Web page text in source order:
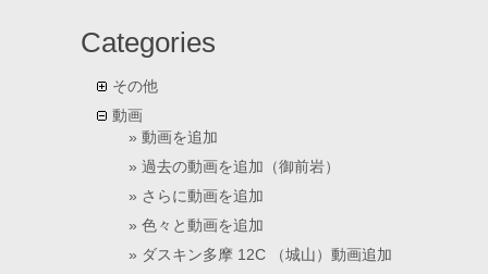
Categories
その他
動画
動画を追加
過去の動画を追加（御前岩）
さらに動画を追加
色々と動画を追加
ダスキン多摩 12C （城山）動画追加